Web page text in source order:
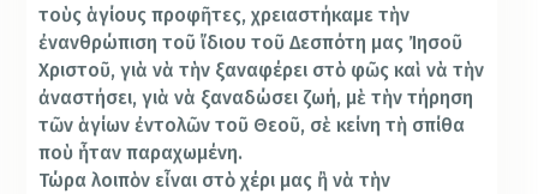
τοὺς ἁγίους προφῆτες, χρειαστήκαμε τὴν
ἐνανθρώπιση τοῦ ἴδιου τοῦ Δεσπότη μας Ἰησοῦ
Χριστοῦ, γιὰ νὰ τὴν ξαναφέρει στὸ φῶς καὶ νὰ τὴν
ἀναστήσει, γιὰ νὰ ξαναδώσει ζωή, μὲ τὴν τήρηση
τῶν ἁγίων ἐντολῶν τοῦ Θεοῦ, σὲ κείνη τὴ σπίθα
ποὺ ἦταν παραχωμένη.
Τώρα λοιπὸν εἶναι στὸ χέρι μας ἢ νὰ τὴν